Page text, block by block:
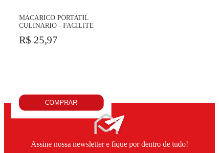
MACARICO PORTATIL
CULINARIO - FACILITE
R$ 25,97
COMPRAR
Assine nossa newsletter e fique por dentro de tudo!